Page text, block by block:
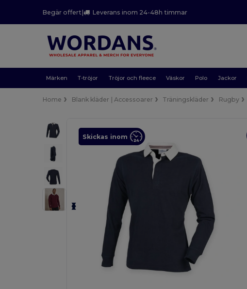
Begär offert| Leverans inom 24-48h timmar
Märken T-tröjor Tröjor och fleece Väskor Polo Jackor
Home Blank kläder | Accessoarer Träningskläder Rugby
Skickas inom